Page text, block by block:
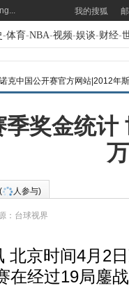
我的搜狐
-体育-NBA-视频-娱谈-财经-
克中国公开赛官方网站|2012年
奖金统计
万
( 人参与)
： 台球视界
京时间4月2日
在经过19局鏖